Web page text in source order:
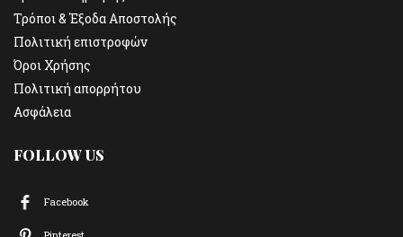
Τρόποι & Έξοδα Αποστολής
Πολιτική επιστροφών
Όροι Χρήσης
Πολιτική απορρήτου
Ασφάλεια
FOLLOW US
Facebook